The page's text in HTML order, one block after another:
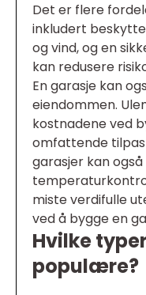
Det er flere
inkludert
og vind, og en
kan redusere
En garasje kan
eiendommen.
kostnadene ved
omfattende
garasjer kan
miste verdifulle
ved å bygge en
Hvilke
populære?